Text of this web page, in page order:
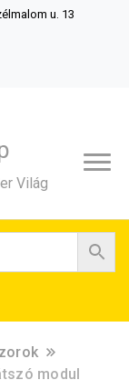
u. 13
Világ
modul